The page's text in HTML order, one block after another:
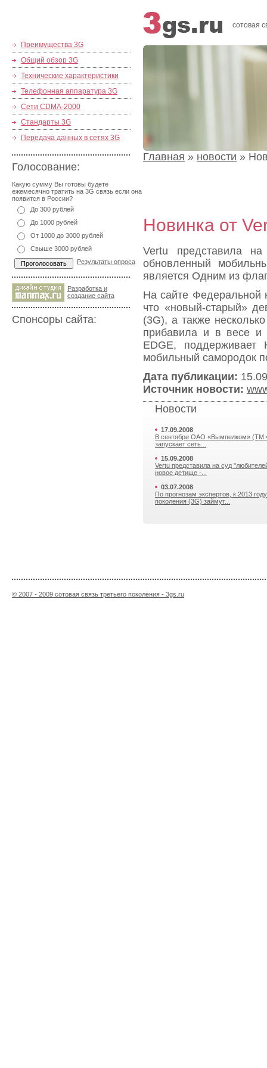
Преимущества 3G
Общий обзор 3G
Технические характеристики
Телефонная аппаратура 3G
Сети CDMA-2000
Стандарты 3G
Передача данных в сетях 3G
Голосование:
Какую сумму Вы готовы будете
ежемесячно тратить на 3G связь если она
появится в России?
До 300 рублей
До 1000 рублей
От 1000 до 3000 рублей
Свыше 3000 рублей
Результаты опроса
Разработка и
cоздание сайта
Спонсоры сайта:
сотовая
Главная » новости »
Новинка от
Vertu представила
обновленный
является Одним из
На сайте Федеральной
что «новый-старый»
(3G), а также
прибавила и в весе и
EDGE,
мобильный самородок
Дата публикации:
Источник новости:
Новости
17.09.2008
В сентябре ОАО «Вымпелком» (ТМ
запускает сеть...
15.09.2008
Vertu представила на суд
новое детище -...
03.07.2008
По прогнозам экспертов, к 2013
поколения (3G) займут...
© 2007 - 2009 сотовая связь третьего поколения - 3gs.ru